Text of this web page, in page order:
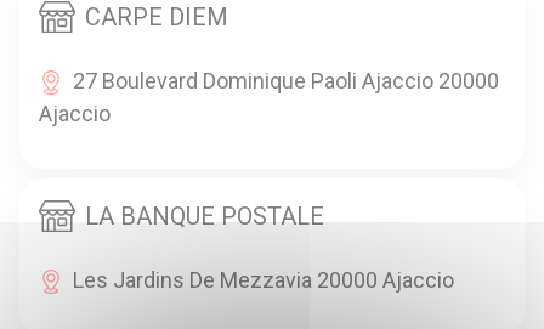
CARPE DIEM
27 Boulevard Dominique Paoli Ajaccio 20000
Ajaccio
LA BANQUE POSTALE
Les Jardins De Mezzavia 20000 Ajaccio